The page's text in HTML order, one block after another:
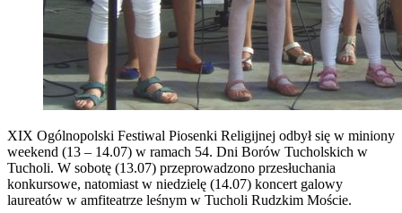
XIX Ogólnopolski Festiwal Piosenki Religijnej odbył się w miniony
weekend (13 – 14.07) w ramach 54. Dni Borów Tucholskich w
Tucholi. W sobotę (13.07) przeprowadzono przesłuchania
konkursowe, natomiast w niedzielę (14.07) koncert galowy
laureatów w amfiteatrze leśnym w Tucholi Rudzkim Moście.